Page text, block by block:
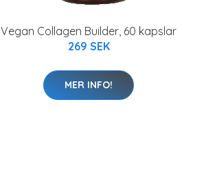
Vegan Collagen Builder, 60 kapslar
269 SEK
MER INFO!